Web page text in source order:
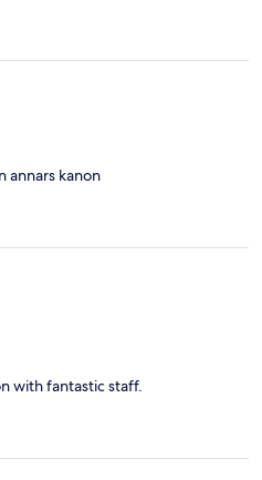
annars kanon
with fantastic staff.